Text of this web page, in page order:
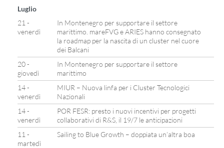
Luglio
21 -
venerdì
In Montenegro per supportare il settore
marittimo. mareFVG e ARIES hanno consegnato
la roadmap per la nascita di un cluster nel cuore
dei Balcani
20 -
giovedì
In Montenegro per supportare il settore
marittimo
14 -
venerdì
MIUR – Nuova linfa per i Cluster Tecnologici
Nazionali
14 -
venerdì
POR FESR: presto i nuovi incentivi per progetti
collaborativi di R&S, il 19/7 le anticipazioni
11 -
martedì
Sailing to Blue Growth – doppiata un’altra boa